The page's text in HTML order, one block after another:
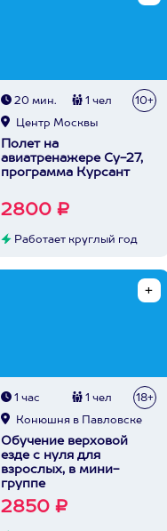
20 мин. 1 чел 10+
Центр Москвы
Полет на
авиатренажере Су-27,
программа Курсант
2800 ₽
Работает круглый год
1 час 1 чел 18+
Конюшня в Павловске
Обучение верховой
езде с нуля для
взрослых, в мини-
группе
2850 ₽